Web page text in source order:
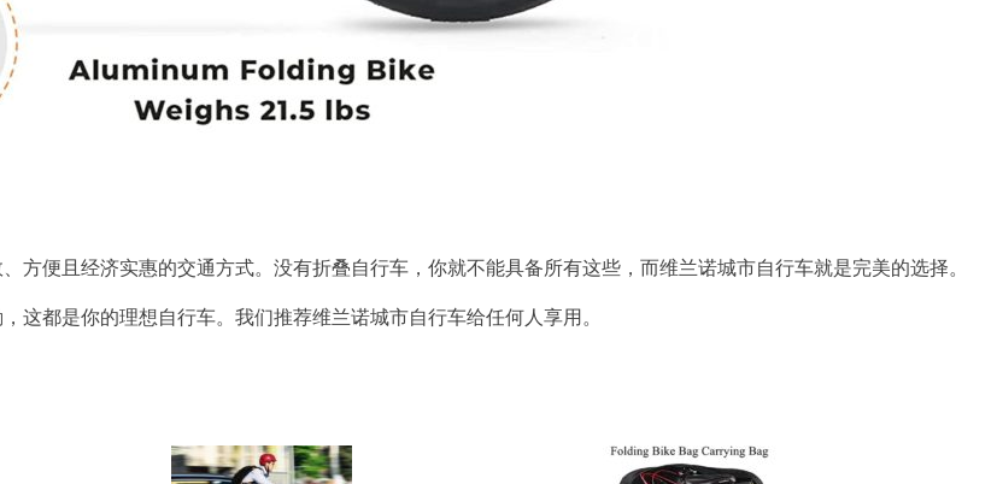
方便且经济实惠的交通方式。没有折叠自行车，你就不能具备所有这些，而维兰诺城市自行车就是完美的选择。
这都是你的理想自行车。我们推荐维兰诺城市自行车给任何人享用。